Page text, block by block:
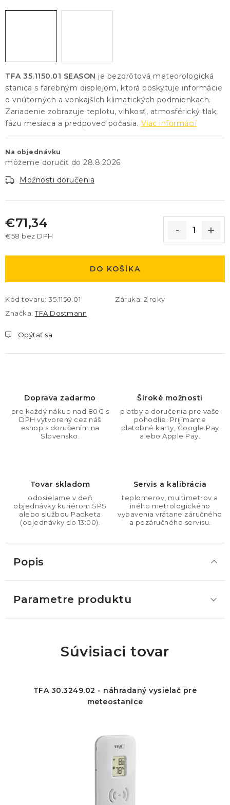
TFA 35.1150.01 SEASON je bezdrôtová meteorologická
stanica s farebným displejom, ktorá poskytuje informácie
o vnútorných a vonkajších klimatických podmienkach.
Zariadenie zobrazuje teplotu, vlhkosť, atmosférický tlak,
fázu mesiaca a predpoveď počasia. Viac informácií
Na objednávku
28.8.2026
Možnosti doručenia
€71,34
€58 bez DPH
DO KOŠÍKA
Kód tovaru: 35.1150.01 Záruka: 2 roky
Značka:TFA Dostmann
Opýtať sa
Doprava zadarmo
pre každý nákup nad 80€ s
DPH vytvorený cez náš
eshop s doručením na
Slovensko.
Široké možnosti
platby a doručenia pre vaše
pohodlie. Prijímame
platobné karty, Google Pay
alebo Apple Pay.
Tovar skladom
odosielame v deň
objednávky kuriérom SPS
alebo službou Packeta
(objednávky do 13:00).
Servis a kalibrácia
teplomerov, multimetrov a
iného metrologického
vybavenia vrátane záručného
a pozáručného servisu.
Popis
Parametre produktu
Súvisiaci tovar
TFA 30.3249.02 - náhradaný vysielač pre
meteostanice